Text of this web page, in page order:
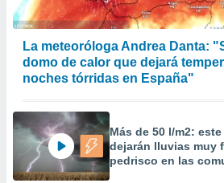
La meteoróloga Andrea Danta:
domo de calor que dejará
noches tórridas en España"
Más de 50 l/m2:
dejarán lluvias muy
pedrisco en las